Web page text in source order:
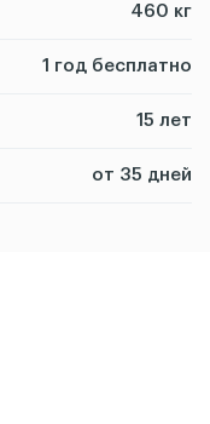
460 кг
1 год бесплатно
15 лет
от 35 дней